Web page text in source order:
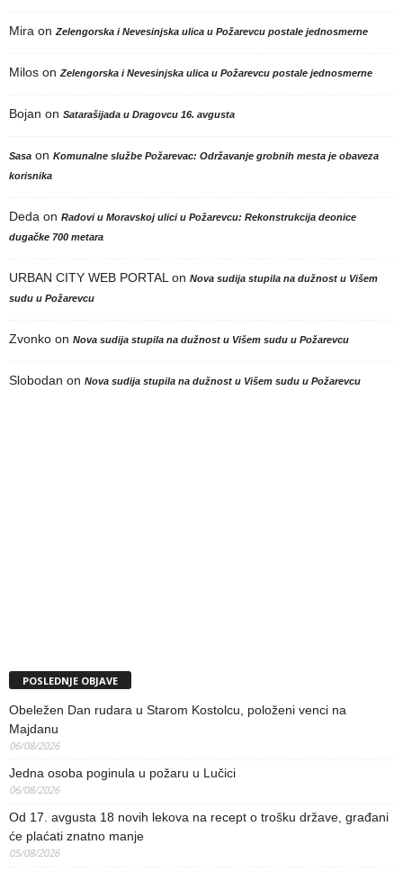
Mira on Zelengorska i Nevesinjska ulica u Požarevcu postale jednosmerne
Milos on Zelengorska i Nevesinjska ulica u Požarevcu postale jednosmerne
Bojan on Satarašijada u Dragovcu 16. avgusta
Sasa on Komunalne službe Požarevac: Održavanje grobnih mesta je obaveza
korisnika
Deda on Radovi u Moravskoj ulici u Požarevcu: Rekonstrukcija deonice
dugačke 700 metara
URBAN CITY WEB PORTAL on Nova sudija stupila na dužnost u Višem
sudu u Požarevcu
Zvonko on Nova sudija stupila na dužnost u Višem sudu u Požarevcu
Slobodan on Nova sudija stupila na dužnost u Višem sudu u Požarevcu
POSLEDNJE OBJAVE
Obeležen Dan rudara u Starom Kostolcu, položeni venci na
Majdanu
06/08/2026
Jedna osoba poginula u požaru u Lučici
06/08/2026
Od 17. avgusta 18 novih lekova na recept o trošku države, građani
će plaćati znatno manje
05/08/2026